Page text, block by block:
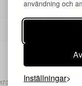
användning och
Inställningar
1730423